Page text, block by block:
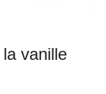
vanille